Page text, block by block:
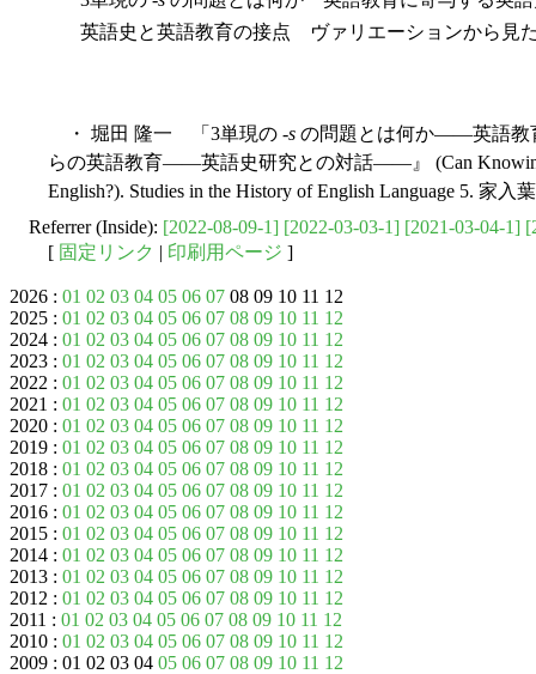
英語史と英語教育の接点 ヴァリエーションから見
・ 堀田 隆一 「3単現の -s の問題とは何か――英語教
らの英語教育――英語史研究との対話――』 (Can Knowing
English?). Studies in the History of English Language 5. 家
Referrer (Inside): [2022-08-09-1] [2022-03-03-1] [2021-03-04-1]
[ 固定リンク | 印刷用ページ ]
2026 : 01 02 03 04 05 06 07 08 09 10 11 12
2025 : 01 02 03 04 05 06 07 08 09 10 11 12
2024 : 01 02 03 04 05 06 07 08 09 10 11 12
2023 : 01 02 03 04 05 06 07 08 09 10 11 12
2022 : 01 02 03 04 05 06 07 08 09 10 11 12
2021 : 01 02 03 04 05 06 07 08 09 10 11 12
2020 : 01 02 03 04 05 06 07 08 09 10 11 12
2019 : 01 02 03 04 05 06 07 08 09 10 11 12
2018 : 01 02 03 04 05 06 07 08 09 10 11 12
2017 : 01 02 03 04 05 06 07 08 09 10 11 12
2016 : 01 02 03 04 05 06 07 08 09 10 11 12
2015 : 01 02 03 04 05 06 07 08 09 10 11 12
2014 : 01 02 03 04 05 06 07 08 09 10 11 12
2013 : 01 02 03 04 05 06 07 08 09 10 11 12
2012 : 01 02 03 04 05 06 07 08 09 10 11 12
2011 : 01 02 03 04 05 06 07 08 09 10 11 12
2010 : 01 02 03 04 05 06 07 08 09 10 11 12
2009 : 01 02 03 04 05 06 07 08 09 10 11 12